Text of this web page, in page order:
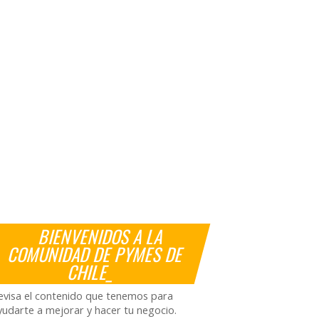
BIENVENIDOS A LA
COMUNIDAD DE PYMES DE
CHILE_
el contenido que tenemos para
a mejorar y hacer tu negocio.